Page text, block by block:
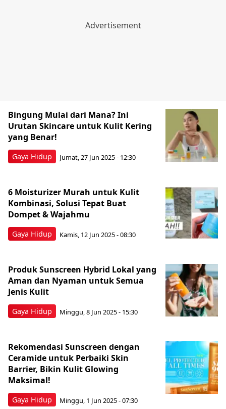
Gaya Hidup
Bingung Mulai dari Mana? Ini
Urutan Skincare untuk Kulit Kering
yang Benar!
Jumat, 27 Jun 2025 - 12:30
Gaya Hidup
6 Moisturizer Murah untuk Kulit
Kombinasi, Solusi Tepat Buat
Dompet & Wajahmu
Kamis, 12 Jun 2025 - 08:30
Gaya Hidup
Produk Sunscreen Hybrid Lokal yang
Aman dan Nyaman untuk Semua
Jenis Kulit
Minggu, 8 Jun 2025 - 15:30
Gaya Hidup
Rekomendasi Sunscreen dengan
Ceramide untuk Perbaiki Skin
Barrier, Bikin Kulit Glowing
Maksimal!
Minggu, 1 Jun 2025 - 07:30